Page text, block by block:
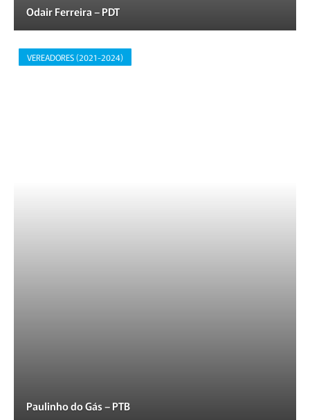
Odair Ferreira – PDT
VEREADORES (2021-2024)
Paulinho do Gás – PTB